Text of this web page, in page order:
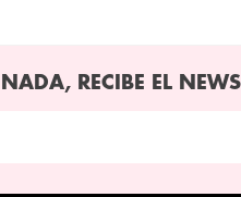
RECIBE EL